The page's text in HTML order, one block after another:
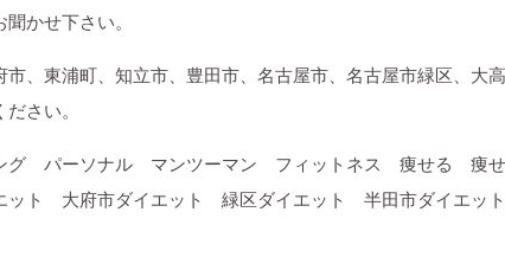
かせ下さい。
、東浦町、知立市、豊田市、名古屋市、名古屋市緑区、大
さい。
グ パーソナル マンツーマン フィットネス 痩せる 痩
ト 大府市ダイエット 緑区ダイエット 半田市ダイエッ